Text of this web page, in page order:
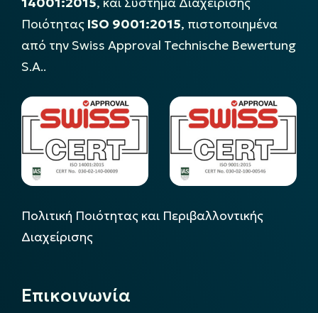
Ποιότητας ISO 9001:2015, πιστοποιημένα
από την Swiss Approval Technische Bewertung
S.A..
Πολιτική Ποιότητας και Περιβαλλοντικής
Διαχείρισης
Επικοινωνία